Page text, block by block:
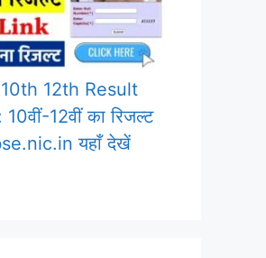
12th Result
12वीं का रिजल्ट
यहाँ देखें